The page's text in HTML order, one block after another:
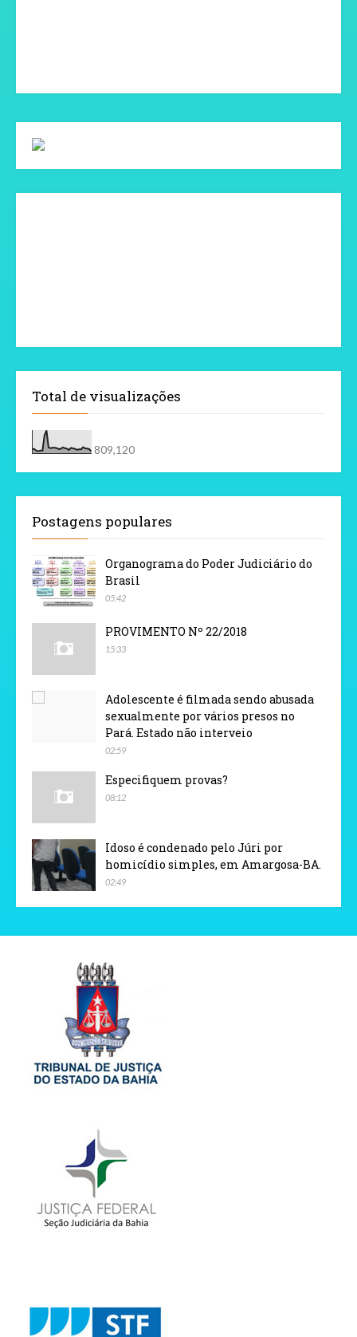
Total de visualizações
809,120
Postagens populares
Organograma do Poder Judiciário do
Brasil
05:42
PROVIMENTO Nº 22/2018
15:33
Adolescente é filmada sendo abusada
sexualmente por vários presos no
Pará. Estado não interveio
02:59
Especifiquem provas?
08:12
Idoso é condenado pelo Júri por
homicídio simples, em Amargosa-BA.
02:49